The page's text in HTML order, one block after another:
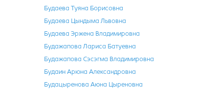
Будаева Туяна Борисовна
Будаева Цындыма Львовна
Будаева Эржена Владимировна
Будажапова Лариса Батуевна
Будажапова Сэсэгма Владимировна
Будаин Арюна Александровна
Будацыренова Аюна Цыреновна